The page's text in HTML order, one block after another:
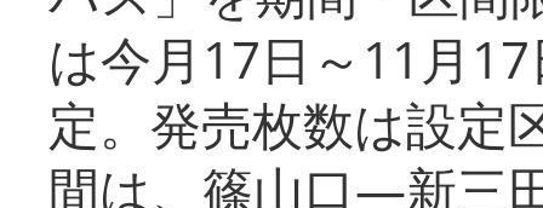
は今月17日～11月
定。発売枚数は設定
間は、篠山口―新三